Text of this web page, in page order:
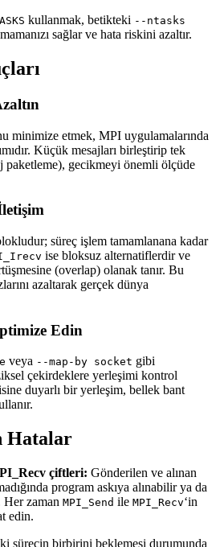
kullanmak, betikteki --ntasks
sağlar ve hata riskini azaltır.
minimize etmek, MPI uygulamalarında
Küçük mesajları birleştirip tek
paketleme), gecikmeyi önemli ölçüde
süreç işlem tamamlanana kadar
ise bloksuz alternatiflerdir ve
(overlap) olanak tanır. Bu
azaltarak gerçek dünya
Edin
veya --map-by socket gibi
çekirdeklere yerleşimi kontrol
duyarlı bir yerleşim, bellek bant
Hatalar
çiftleri: Gönderilen ve alınan
program askıya alınabilir ya da
Her zaman MPI_Send ile MPI_Recv‘in
edin.
sürecin birbirini beklemesi durumunda